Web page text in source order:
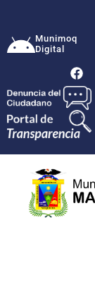
Munimoq
Digital